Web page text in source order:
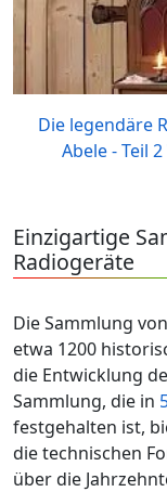
Die legendäre
Abele - Teil
Einzigartige
Radiogeräte
Die Sammlung
etwa 1200
die Entwicklung
Sammlung, die in
festgehalten ist,
die technischen
über die